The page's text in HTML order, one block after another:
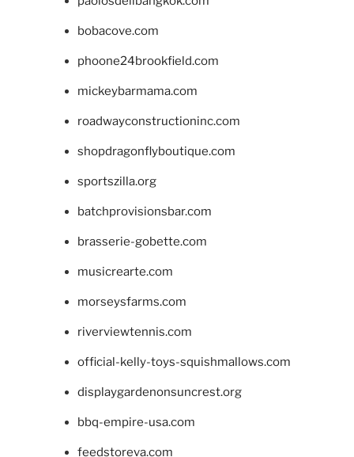
bobacove.com
phoone24brookfield.com
mickeybarmama.com
roadwayconstructioninc.com
shopdragonflyboutique.com
sportszilla.org
batchprovisionsbar.com
brasserie-gobette.com
musicrearte.com
morseysfarms.com
riverviewtennis.com
official-kelly-toys-squishmallows.com
displaygardenonsuncrest.org
bbq-empire-usa.com
feedstoreva.com